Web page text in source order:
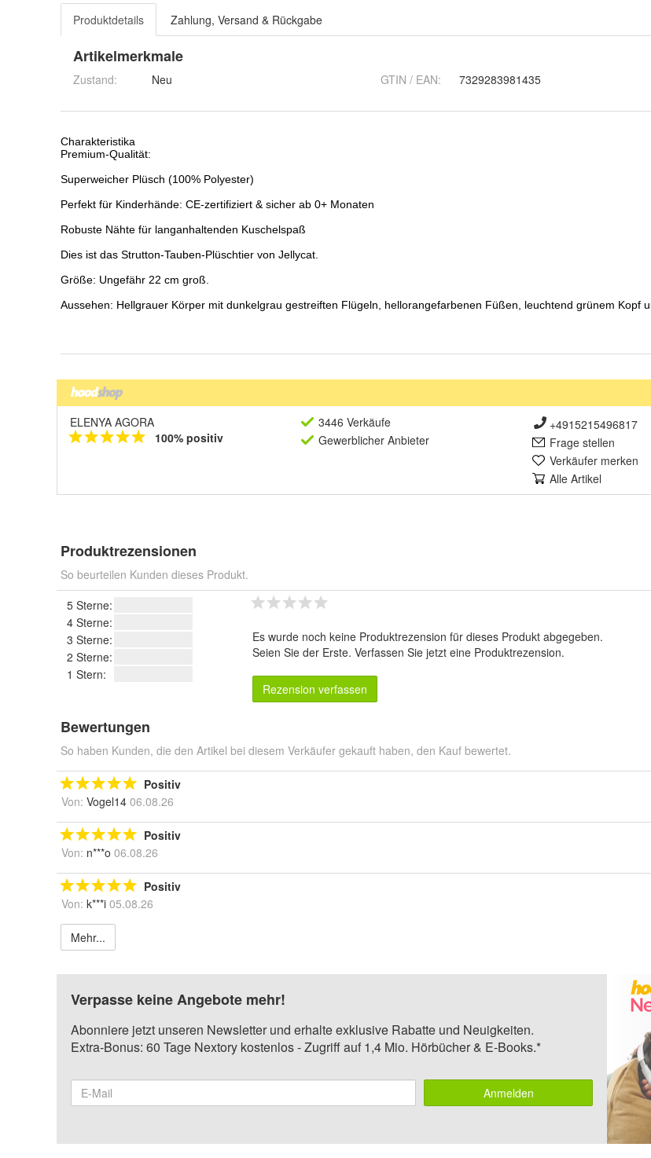
Produktdetails Zahlung, Versand & Rückgabe
Artikelmerkmale
Zustand: Neu GTIN / EAN: 7329283981435
ELENYA AGORA
100% positiv
3446 Verkäufe
Gewerblicher Anbieter
+4915215496817
Frage stellen
Verkäufer merken
Alle Artikel
Produktrezensionen
So beurteilen Kunden dieses Produkt.
5 Sterne:
4 Sterne:
3 Sterne:
2 Sterne:
1 Stern:
Es wurde noch keine Produktrezension für dieses Produkt abgegeben.
Seien Sie der Erste. Verfassen Sie jetzt eine Produktrezension.
Rezension verfassen
Bewertungen
So haben Kunden, die den Artikel bei diesem Verkäufer gekauft haben, den Kauf bewertet.
Positiv
Von: Vogel14 06.08.26
Positiv
Von: n***o 06.08.26
Positiv
Von: k***i 05.08.26
Mehr...
Verpasse keine Angebote mehr!
Abonniere jetzt unseren Newsletter und erhalte exklusive Rabatte und Neuigkeiten.
Extra-Bonus: 60 Tage Nextory kostenlos - Zugriff auf 1,4 Mio. Hörbücher & E-Books.*
Anmelden